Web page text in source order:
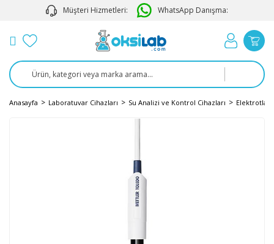
Müşteri Hizmetleri: WhatsApp Danışma:
Anasayfa Laboratuvar Cihazları Su Analizi ve Kontrol Cihazları Elektrotlar